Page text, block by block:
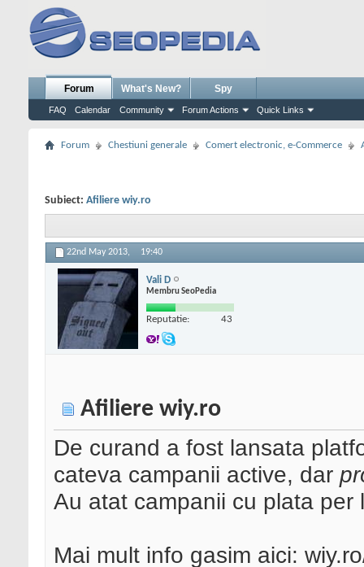
Forum
FAQ Calendar Community Forum Actions Quick Links
What's New? Spy
Forum Chestiuni generale Comert electronic, e-Commerce
Subiect: Afiliere wiy.ro
22nd May 2013, 19:40
Vali D
Membru SeoPedia
Reputatie: 43
Afiliere wiy.ro
De curand a fost lansata
cateva campanii active, dar
Au atat campanii cu plata per
Mai mult info gasim aici: